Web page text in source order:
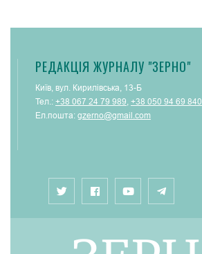
РЕДАКЦІЯ ЖУРНАЛУ "ЗЕРНО"
Київ, вул. Кирилівська, 13-Б
Тел.: +38 067 24 79 989 +38 050 94 69 840
Ел.пошта: gzerno@gmail.com